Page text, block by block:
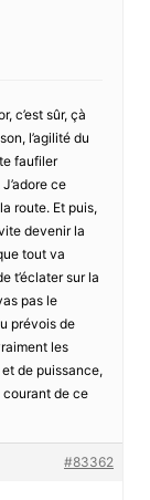
c’est sûr, çà
l’agilité du
faufiler
ce
route. Et puis,
devenir la
tout va
t’éclater sur la
pas le
prévois de
les
de puissance,
courant de ce
#83362